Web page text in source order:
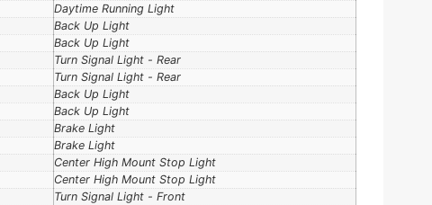
Daytime Running Light
Back Up Light
Back Up Light
Turn Signal Light - Rear
Turn Signal Light - Rear
Back Up Light
Back Up Light
Brake Light
Brake Light
Center High Mount Stop Light
Center High Mount Stop Light
Turn Signal Light - Front